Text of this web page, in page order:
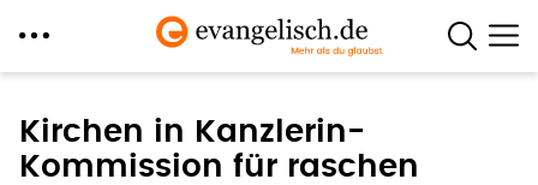
zum
Inhalt
Kirchen in Kanzlerin-
Kommission für raschen